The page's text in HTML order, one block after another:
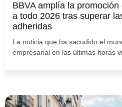
BBVA amplía la
a todo 2026 tras superar
adheridas
La noticia que ha sacudido el
empresarial en las últimas horas